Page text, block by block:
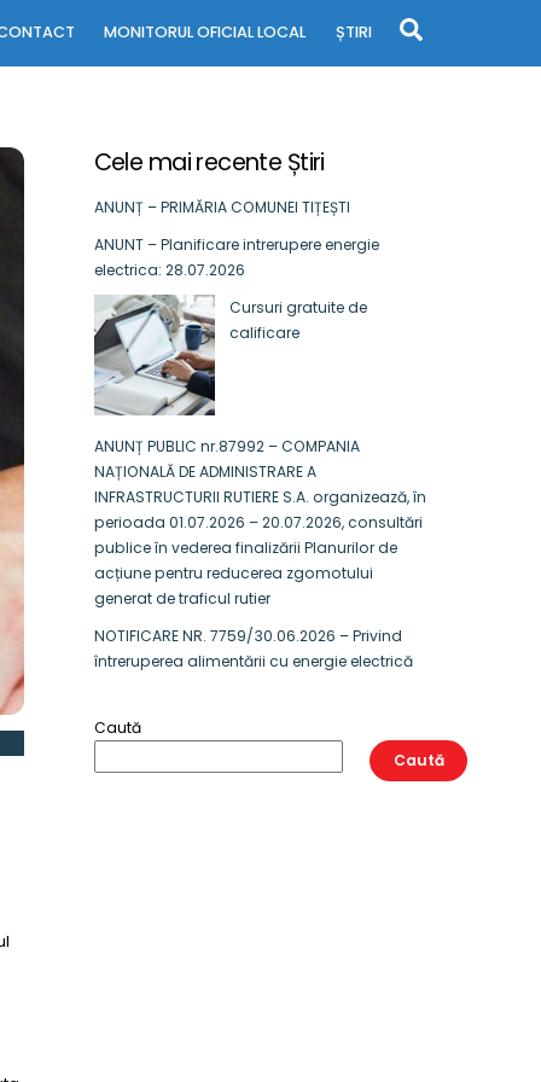
Search
MONITORUL OFICIAL LOCAL ȘTIRI
Cele mai recente Știri
ANUNȚ – PRIMĂRIA COMUNEI TIȚEȘTI
ANUNT – Planificare intrerupere energie
electrica: 28.07.2026
Cursuri gratuite de
calificare
ANUNȚ PUBLIC nr.87992 – COMPANIA
NAȚIONALĂ DE ADMINISTRARE A
INFRASTRUCTURII RUTIERE S.A. organizează, în
perioada 01.07.2026 – 20.07.2026, consultări
publice în vederea finalizării Planurilor de
acțiune pentru reducerea zgomotului
generat de traficul rutier
NOTIFICARE NR. 7759/30.06.2026 – Privind
întreruperea alimentării cu energie electrică
Caută
Caută